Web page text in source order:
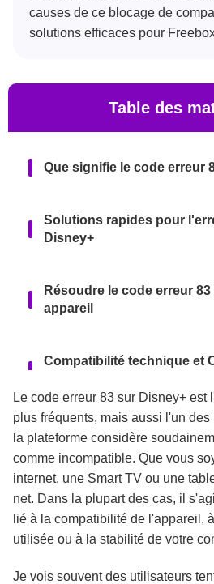
causes de ce blocage de
solutions efficaces pour
Table des
Que signifie le code erreur
Solutions rapides pour
Disney+
Résoudre le code erreur
appareil
Compatibilité technique et
Alternative : regarder
Conclusion et
Le code erreur 83 sur Disney+ est
plus fréquents, mais aussi l'un des
la plateforme considère
comme incompatible. Que vous
internet, une Smart TV ou une
net. Dans la plupart des cas, il
lié à la compatibilité de l'appareil,
utilisée ou à la stabilité de votre
Je vois souvent des utilisateurs